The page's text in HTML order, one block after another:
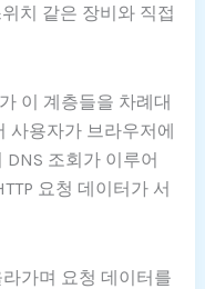
치 같은 장비와 직접
이 계층들을 차례대
사용자가 브라우저에
조회가 이루어
요청 데이터가 서
가며 요청 데이터를